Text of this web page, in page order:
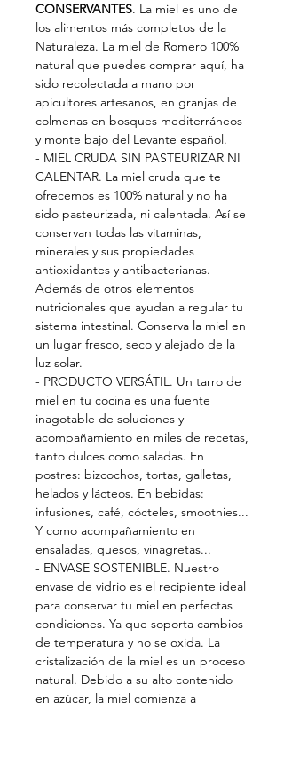
CONSERVANTES. La miel es uno de
los alimentos más completos de la
Naturaleza. La miel de Romero 100%
natural que puedes comprar aquí, ha
sido recolectada a mano por
apicultores artesanos, en granjas de
colmenas en bosques mediterráneos
y monte bajo del Levante español.
- MIEL CRUDA SIN PASTEURIZAR NI
CALENTAR. La miel cruda que te
ofrecemos es 100% natural y no ha
sido pasteurizada, ni calentada. Así se
conservan todas las vitaminas,
minerales y sus propiedades
antioxidantes y antibacterianas.
Además de otros elementos
nutricionales que ayudan a regular tu
sistema intestinal. Conserva la miel en
un lugar fresco, seco y alejado de la
luz solar.
- PRODUCTO VERSÁTIL. Un tarro de
miel en tu cocina es una fuente
inagotable de soluciones y
acompañamiento en miles de recetas,
tanto dulces como saladas. En
postres: bizcochos, tortas, galletas,
helados y lácteos. En bebidas:
infusiones, café, cócteles, smoothies...
Y como acompañamiento en
ensaladas, quesos, vinagretas...
- ENVASE SOSTENIBLE. Nuestro
envase de vidrio es el recipiente ideal
para conservar tu miel en perfectas
condiciones. Ya que soporta cambios
de temperatura y no se oxida. La
cristalización de la miel es un proceso
natural. Debido a su alto contenido
en azúcar, la miel comienza a